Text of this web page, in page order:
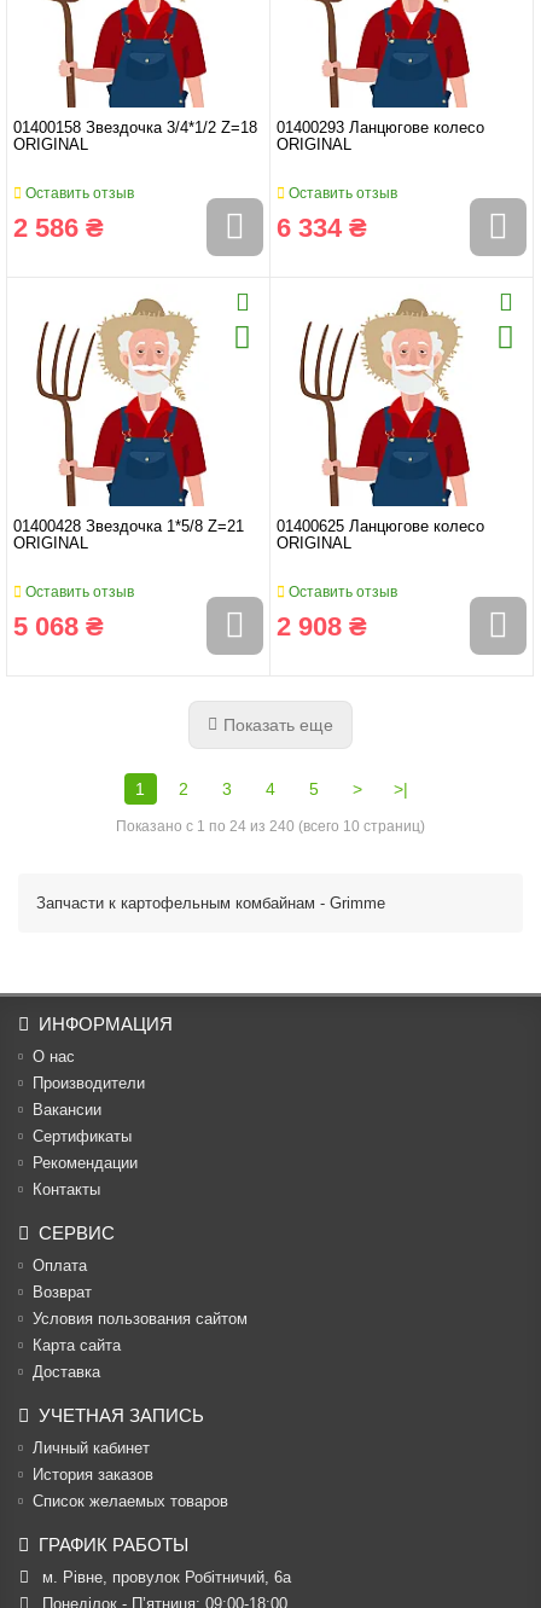
01400158 Звездочка 3/4*1/2 Z=18
ORIGINAL
Оставить отзыв
2 586 ₴
01400293 Ланцюгове колесо
ORIGINAL
Оставить отзыв
6 334 ₴
01400428 Звездочка 1*5/8 Z=21
ORIGINAL
Оставить отзыв
5 068 ₴
01400625 Ланцюгове колесо
ORIGINAL
Оставить отзыв
2 908 ₴
Показать еще
1 2 3 4 5 > >|
Показано с 1 по 24 из 240 (всего 10 страниц)
Запчасти к картофельным комбайнам - Grimme
ИНФОРМАЦИЯ
О нас
Производители
Вакансии
Cертификаты
Рекомендации
Контакты
СЕРВИС
Оплата
Возврат
Условия пользования сайтом
Карта сайта
Доставка
УЧЕТНАЯ ЗАПИСЬ
Личный кабинет
История заказов
Список желаемых товаров
ГРАФИК РАБОТЫ
м. Рівне, провулок Робітничий, 6а
Понеділок - П’ятниця: 09:00-18:00